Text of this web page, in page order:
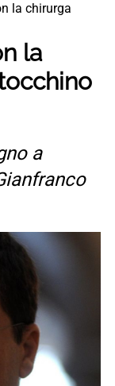
la chirurga
la
a